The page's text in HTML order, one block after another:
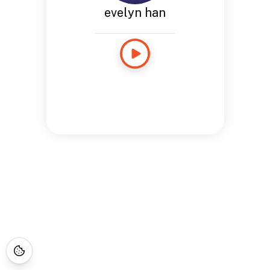
evelyn han